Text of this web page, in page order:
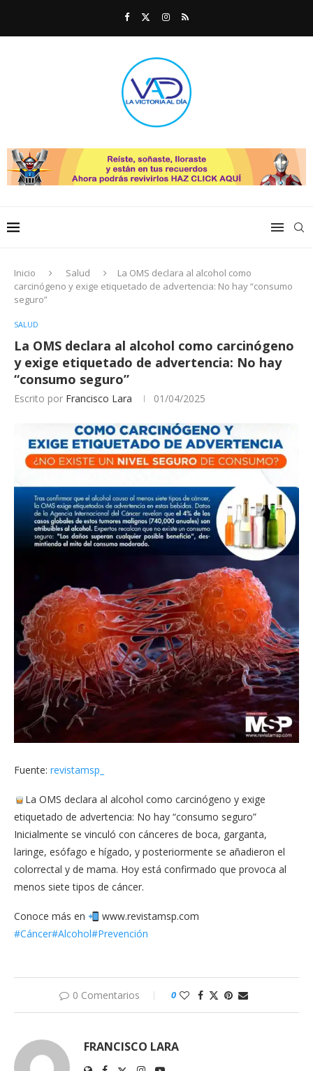
Inicio Salud
La OMS declara al alcohol como
carcinógeno y exige etiquetado de advertencia: No hay “consumo
seguro”
SALUD
La OMS declara al alcohol como carcinógeno
y exige etiquetado de advertencia: No hay
“consumo seguro”
Escrito por Francisco Lara 01/04/2025
Fuente: revistamsp_
La OMS declara al alcohol como carcinógeno y exige
etiquetado de advertencia: No hay “consumo seguro”
Inicialmente se vinculó con cánceres de boca, garganta,
laringe, esófago e hígado, y posteriormente se añadieron el
colorrectal y de mama. Hoy está confirmado que provoca al
menos siete tipos de cáncer.
Conoce más en
www.revistamsp.com
#Cáncer#Alcohol#Prevención
0 Comentarios 0
FRANCISCO LARA